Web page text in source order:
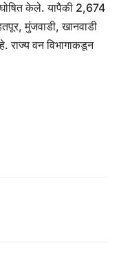
घोषित केले.यापैकी 2,674
मुंजवाडी, खानवाडी
राज्य वन विभागाकडून